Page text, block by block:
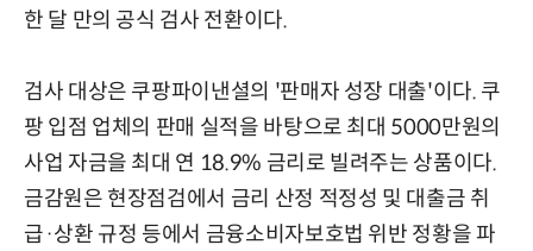
한 달 만의 공식 검사 전환이다.
검사 대상은 쿠팡파이낸셜의 '판매자 성장 대출'이다. 쿠
팡 입점 업체의 판매 실적을 바탕으로 최대 5000만원의
사업 자금을 최대 연 18.9% 금리로 빌려주는 상품이다.
금감원은 현장점검에서 금리 산정 적정성 및 대출금 취
급·상환 규정 등에서 금융소비자보호법 위반 정황을 파